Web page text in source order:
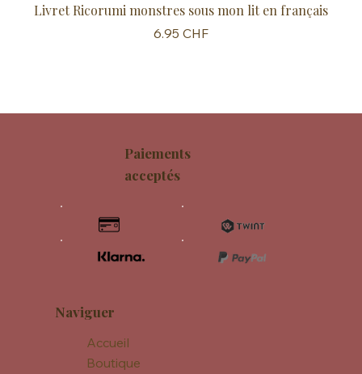
Livret Ricorumi monstres sous mon lit en français
Prix
6.95 CHF
Naviguer
Accueil
Boutique
Paiements
acceptés